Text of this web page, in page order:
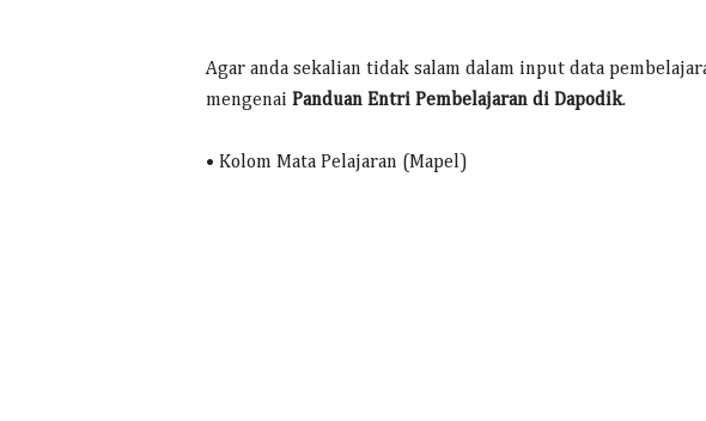
Agar anda sekalian tidak salam dalam input data
mengenai Panduan Entri Pembelajaran di Dapodik.
• Kolom Mata Pelajaran (Mapel)